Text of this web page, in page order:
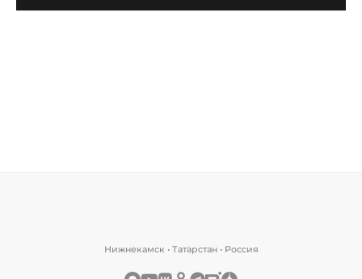
Нижнекамск • Татарстан • Россия